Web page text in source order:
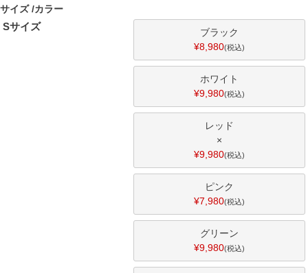
サイズ カラー
Sサイズ
ブラック
¥8,980 税込
ホワイト
¥9,980 税込
レッド
×
¥9,980 税込
ピンク
¥7,980 税込
グリーン
¥9,980 税込